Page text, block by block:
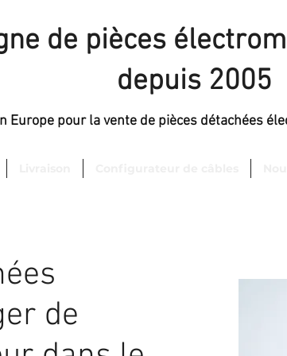
de pièces
depuis 2005
Europe pour la vente de pièces détachées
de